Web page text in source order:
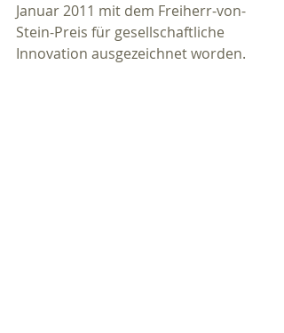
Januar 2011 mit dem Freiherr-von-
Stein-Preis für gesellschaftliche
Innovation ausgezeichnet worden.